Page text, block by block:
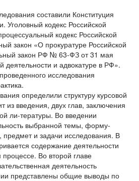
составили Конституция
Уголовный кодекс Российской
кодекс Российской
закон «О прокуратуре Российской
закон РФ № 63-ФЗ от 31 мая
деятельности и адвокатуре в РФ».
исследования
определили структуру курсовой
из введения, двух глав, заключения
ли-тературы. Во введении
выбранной темы, форму-
предмет и задачи исследования. В
содержание деятельности
Во второй главе
деятельность
представлены общие выводы по